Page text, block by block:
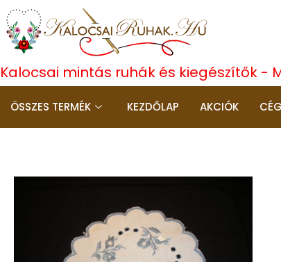
Kalocsai mintás ruhák és kiegészítők -
ÖSSZES TERMÉK KEZDŐLAP AKCIÓK